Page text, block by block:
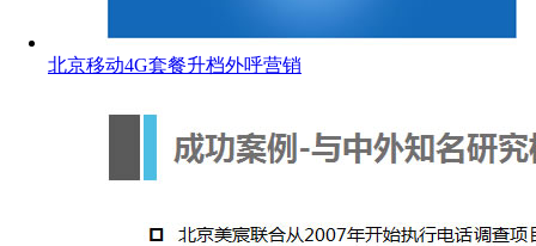
北京移动4G套餐升档外呼营销